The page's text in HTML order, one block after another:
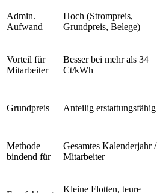
Admin.
Aufwand
Hoch (Strompreis,
Grundpreis, Belege)
Vorteil für
Mitarbeiter
Besser bei mehr als 34
Ct/kWh
Grundpreis Anteilig erstattungsfähig
Methode
bindend für
Gesamtes Kalenderjahr /
Mitarbeiter
Kleine Flotten, teure